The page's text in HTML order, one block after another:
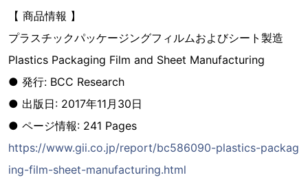
【 商品情報 】
プラスチックパッケージングフィルムおよびシート製造
Plastics Packaging Film and Sheet Manufacturing
● 発行: BCC Research
● 出版日: 2017年11月30日
● ページ情報: 241 Pages
https://www.gii.co.jp/report/bc586090-plastics-packag
ing-film-sheet-manufacturing.html